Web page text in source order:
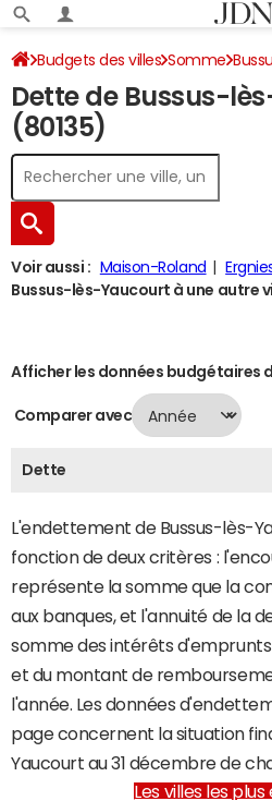
Budgets des villes Somme
Dette au 31/12/2024
Dette de Bussus-
(80135)
Voir aussi : Maison-Roland
Bussus-lès-Yaucourt à une autre
Afficher les données budgétaires
Comparer avec
Dette
L'endettement de Bussus-lès-
fonction de deux critères :
représente la somme que la
aux banques, et l'annuité de la
somme des intérêts
et du montant de
l'année. Les données
page concernent la situation
Yaucourt au 31 décembre de
Les villes les